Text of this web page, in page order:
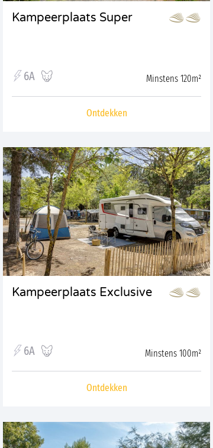
Kampeerplaats Super
6A Minstens 120m²
Ontdekken
Kampeerplaats Exclusive
6A Minstens 100m²
Ontdekken